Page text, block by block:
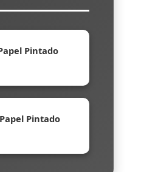
Pintado
Pintado